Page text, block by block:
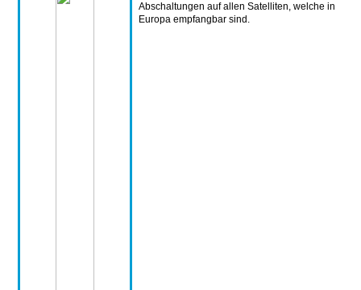
Abschaltungen auf allen Satelliten, welche in
Europa empfangbar sind.